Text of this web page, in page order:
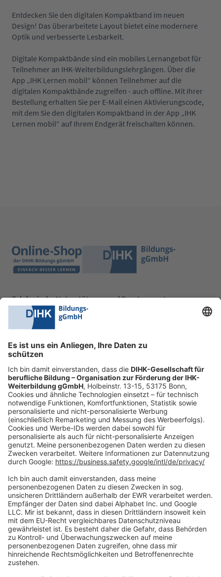
Entdecken Sie den digitalen Kompaktband im neuen
Design! Das überarbeitete Layout bietet eine modernere
Optik und verbesserte Lesbarkeit.
Digitale Kompaktbände sind ein mobiles Lernangebot für
Teilnehmer an IHK-Weiterbildungslehrgängen. Über die
App „IHK Lernen mobil“ können Teilnehmer auf die
digitalen Kompaktbände zugreifen - auch offline. Mit Ihrer
Bestellung erhalten Sie per E-Mail einen Aktivierungscode,
mit dem Sie den digitalen Kompaktband in der App „IHK
Lernen mobil“ auf Ihrem Endgerät freischalten können.
Telefonische Unterstützung und Beratung unter:
0228 6205 205
Fr.:
09:00-14:00 Uhr
shop@dihk-bildung.shop
Vertrag widerrufen
Zahlungsarten
Social Media
Oft Gesucht